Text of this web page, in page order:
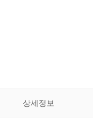
상세정보